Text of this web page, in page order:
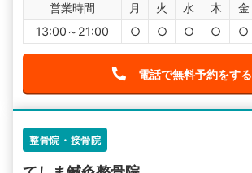
営業時間 月 火 水 木 金
13:00～21:00
○ ○ ○ ○ ○
電話で無料予約をする
整骨院・接骨院